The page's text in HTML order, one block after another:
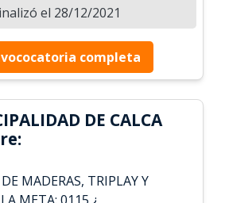
el 28/12/2021
completa
DE CALCA
MADERAS, TRIPLAY Y